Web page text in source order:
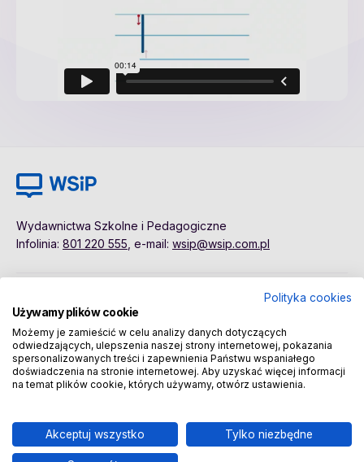
Wydawnictwa Szkolne i Pedagogiczne
Infolinia: 801 220 555 , e-mail: wsip@wsip.com.pl
Dane osobowe
Regulamin
Pierwsze kroki
Sklep
Polityka cookies
Używamy plików cookie
Możemy je zamieścić w celu analizy danych dotyczących
odwiedzających, ulepszenia naszej strony internetowej, pokazania
spersonalizowanych treści i zapewnienia Państwu wspaniałego
doświadczenia na stronie internetowej. Aby uzyskać więcej informacji
na temat plików cookie, których używamy, otwórz ustawienia.
Akceptuj wszystko Tylko niezbędne